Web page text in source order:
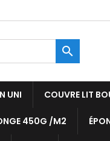

UNI COUVRE LIT
450G /M2